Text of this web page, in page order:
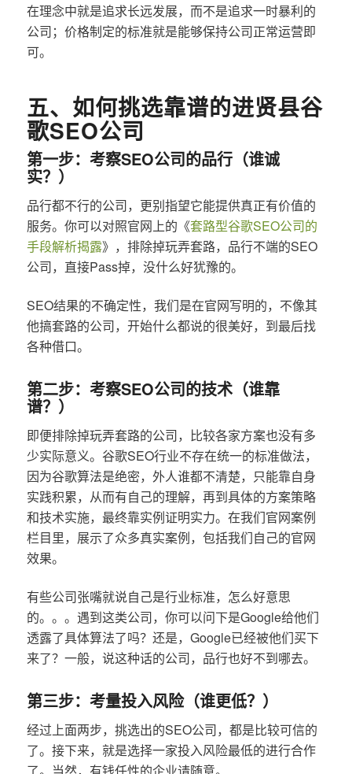
在理念中就是追求长远发展，而不是追求一时暴利的
公司；价格制定的标准就是能够保持公司正常运营即
可。
五、如何挑选靠谱的进贤县谷
歌SEO公司
第一步：考察SEO公司的品行（谁诚
实？）
品行都不行的公司，更别指望它能提供真正有价值的
服务。你可以对照官网上的《套路型谷歌SEO公司的
手段解析揭露》，排除掉玩弄套路，品行不端的SEO
公司，直接Pass掉，没什么好犹豫的。
SEO结果的不确定性，我们是在官网写明的，不像其
他搞套路的公司，开始什么都说的很美好，到最后找
各种借口。
第二步：考察SEO公司的技术（谁靠
谱？）
即便排除掉玩弄套路的公司，比较各家方案也没有多
少实际意义。谷歌SEO行业不存在统一的标准做法，
因为谷歌算法是绝密，外人谁都不清楚，只能靠自身
实践积累，从而有自己的理解，再到具体的方案策略
和技术实施，最终靠实例证明实力。在我们官网案例
栏目里，展示了众多真实案例，包括我们自己的官网
效果。
有些公司张嘴就说自己是行业标准，怎么好意思
的。。。遇到这类公司，你可以问下是Google给他们
透露了具体算法了吗？还是，Google已经被他们买下
来了？一般，说这种话的公司，品行也好不到哪去。
第三步：考量投入风险（谁更低？）
经过上面两步，挑选出的SEO公司，都是比较可信的
了。接下来，就是选择一家投入风险最低的进行合作